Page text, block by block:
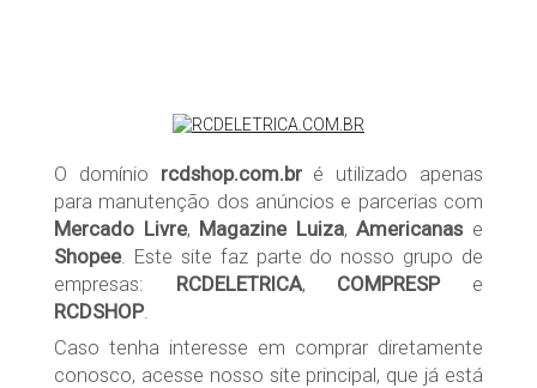
O domínio rcdshop.com.bré utilizado apenas
para manutenção dos anúncios e parcerias com
Mercado Livre, Magazine Luiza,Americanase
Shopee. Este site faz parte do nosso grupo de
empresas: RCDELETRICA, COMPRESPe
RCDSHOP.
Caso tenha interesse em comprar diretamente
conosco, acesse nosso site principal, que já está